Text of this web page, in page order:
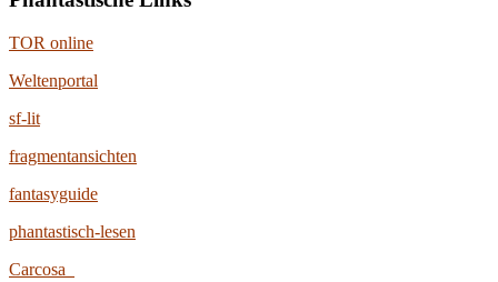
TOR online
Weltenportal
sf-lit
fragmentansichten
fantasyguide
phantastisch-lesen
Carcosa